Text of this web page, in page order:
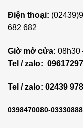
Điện thoại:
682 682
Giờ mở cửa: 08h30
Tel / zalo:
Tel / zalo: 02439
0398470080-